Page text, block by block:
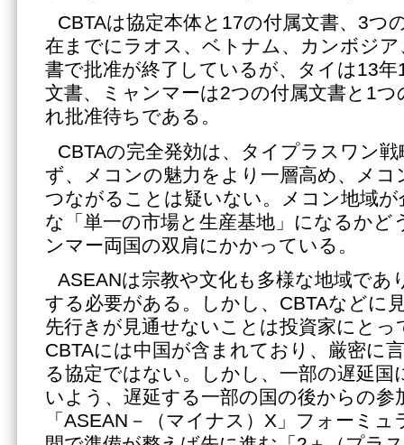
CBTAは協定本体と17の付属文書、3つ
在までにラオス、ベトナム、カンボジ
書で批准が終了しているが、タイは13
文書、ミャンマーは2つの付属文書と1
れ批准待ちである。
CBTAの完全発効は、タイプラスワン
ず、メコンの魅力をより一層高め、メコ
つながることは疑いない。メコン地域
な「単一の市場と生産基地」になるかど
ンマー両国の双肩にかかっている。
ASEANは宗教や文化も多様な地域であ
する必要がある。しかし、CBTAなどに
先行きが見通せないことは投資家にとっ
CBTAには中国が含まれており、厳密に
る協定ではない。しかし、一部の遅延国
いよう、遅延する一部の国の後からの参
「ASEAN－（マイナス）X」フォーミ